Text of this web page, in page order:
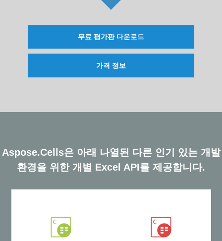
무료 평가판 다운로드
가격 정보
Aspose.Cells은 아래 나열된 다른 인기 있는 개발
환경을 위한 개별 Excel API를 제공합니다.